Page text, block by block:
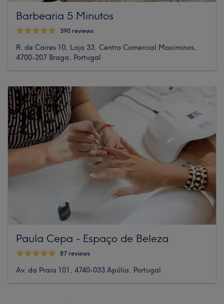
Barbearia 5 Minutos
390 reviews
R. de Caires 10, Loja 33, Centro Comercial Maximinos,
4700-207 Braga, Portugal
Paula Cepa - Espaço de Beleza
87 reviews
Av. da Praia 101, 4740-033 Apúlia, Portugal